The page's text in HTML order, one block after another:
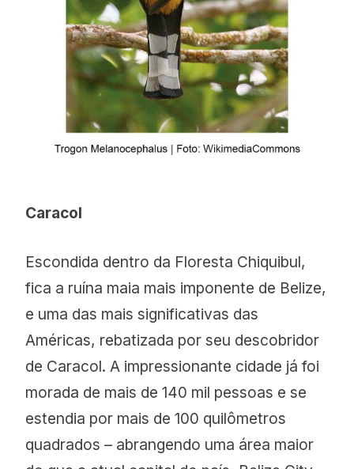
Caracol
Escondida dentro da Floresta Chiquibul,
fica a ruína maia mais imponente de Belize,
e uma das mais significativas das
Américas, rebatizada por seu descobridor
de Caracol. A impressionante cidade já foi
morada de mais de 140 mil pessoas e se
estendia por mais de 100 quilômetros
quadrados – abrangendo uma área maior